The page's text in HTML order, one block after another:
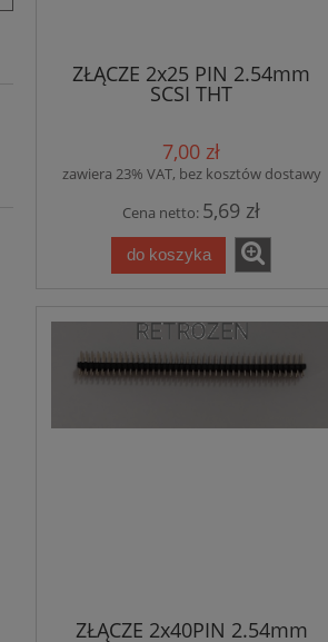
ZŁĄCZE 2x25 PIN 2.54mm
SCSI THT
7,00 zł
zawiera 23% VAT, bez kosztów dostawy
Cena netto: 5,69 zł
do koszyka
ZŁĄCZE 2x40PIN 2.54mm